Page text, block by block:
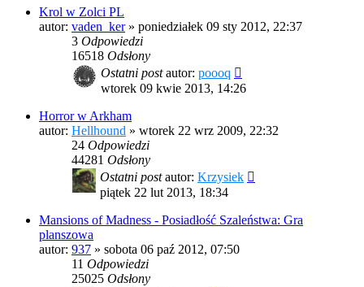
Krol w Zolci PL
autor: vaden_ker» poniedziałek 09 sty 2012, 22:37
3 Odpowiedzi
16518 Odsłony
Ostatni postautor: poooq
wtorek 09 kwie 2013, 14:26
Horror w Arkham
autor: Hellhound » wtorek 22 wrz 2009, 22:32
24 Odpowiedzi
44281 Odsłony
Ostatni postautor: Krzysiek
piątek 22 lut 2013, 18:34
Mansions of Madness - Posiadłość Szaleństwa: Gra
planszowa
autor: 937 » sobota 06 paź 2012, 07:50
11 Odpowiedzi
25025 Odsłony